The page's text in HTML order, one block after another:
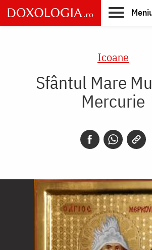
Skip
to
main
Icoane
Sfântul Mare
Mercurie